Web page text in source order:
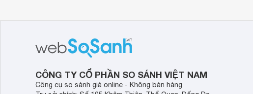
CÔNG TY CỔ PHẦN SO SÁNH VIỆT NAM
Công cụ so sánh giá online - Không bán hàng